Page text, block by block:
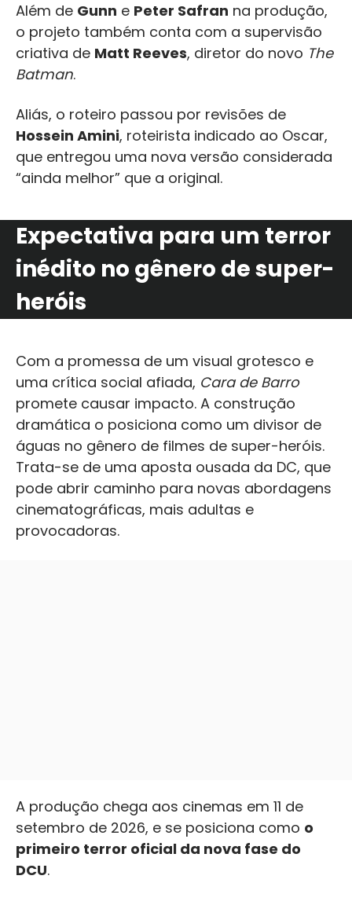
Além de Gunn e Peter Safran na produção,
o projeto também conta com a supervisão
criativa de Matt Reeves, diretor do novo The
Batman.
Aliás, o roteiro passou por revisões de
Hossein Amini, roteirista indicado ao Oscar,
que entregou uma nova versão considerada
“ainda melhor” que a original.
Expectativa para um terror
inédito no gênero de super-
heróis
Com a promessa de um visual grotesco e
uma crítica social afiada, Cara de Barro
promete causar impacto. A construção
dramática o posiciona como um divisor de
águas no gênero de filmes de super-heróis.
Trata-se de uma aposta ousada da DC, que
pode abrir caminho para novas abordagens
cinematográficas, mais adultas e
provocadoras.
A produção chega aos cinemas em 11 de
setembro de 2026, e se posiciona como o
primeiro terror oficial da nova fase do
DCU.